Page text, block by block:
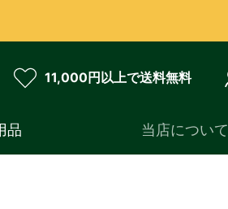
11,000円以上で送料無料
品 当店について